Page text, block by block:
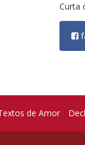
Curta
de Amor